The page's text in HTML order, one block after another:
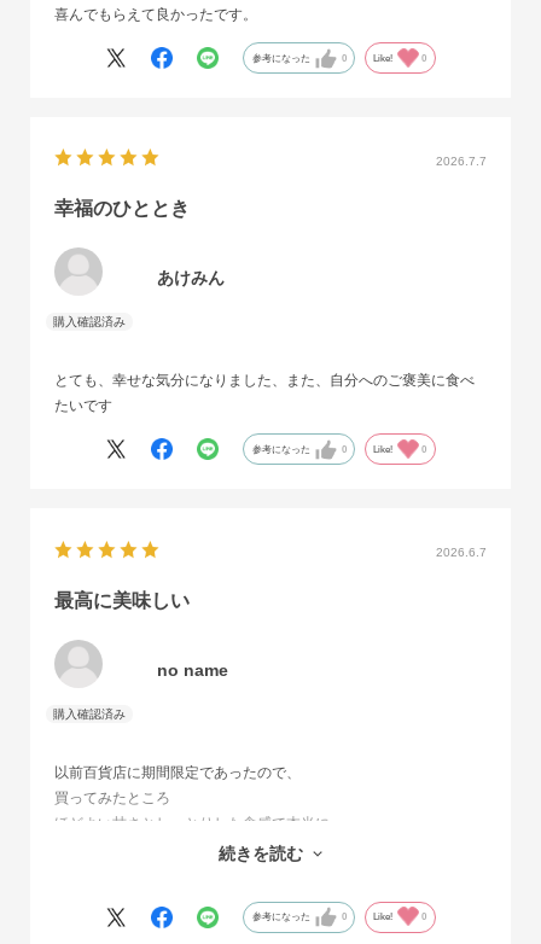
喜んでもらえて良かったです。
参考になった 0 Like! 0
2026.7.7
幸福のひととき
あけみん
とても、幸せな気分になりました、また、自分へのご褒美に食べ
たいです
参考になった 0 Like! 0
2026.6.7
最高に美味しい
no name
以前百貨店に期間限定であったので、
買ってみたところ
ほどよい甘さとしっとりした食感で本当に
続きを読む
参考になった 0 Like! 0